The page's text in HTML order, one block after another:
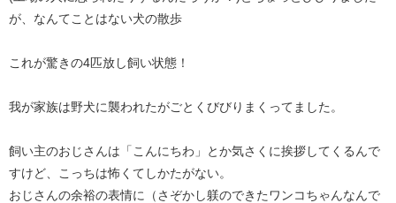
が、なんてことはない犬の散歩
これが驚きの4匹放し飼い状態！
我が家族は野犬に襲われたがごとくびびりまくってました。
飼い主のおじさんは「こんにちわ」とか気さくに挨拶してくるんで
すけど、こっちは怖くてしかたがない。
おじさんの余裕の表情に（さぞかし躾のできたワンコちゃんなんで